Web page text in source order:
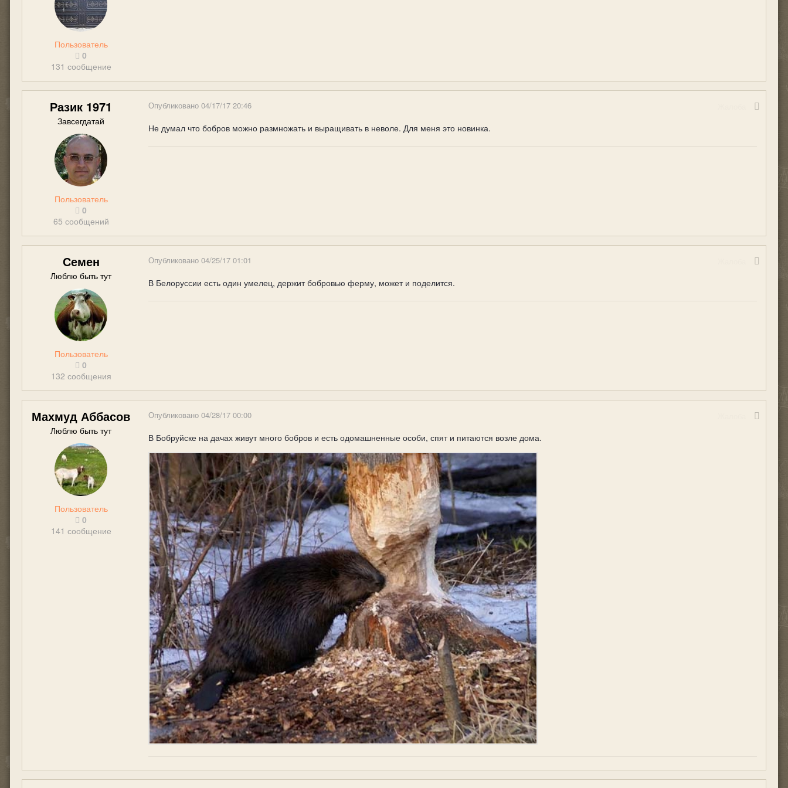
Пользователь
0
131 сообщение
Разик 1971
Завсегдатай
Пользователь
0
65 сообщений
Опубликовано 04/17/17 20:46
Не думал что бобров можно размножать и выращивать в неволе. Для меня это новинка.
Семен
Люблю быть тут
Пользователь
0
132 сообщения
Опубликовано 04/25/17 01:01
В Белоруссии есть один умелец, держит бобровью ферму, может и поделится.
Махмуд Аббасов
Люблю быть тут
Пользователь
0
141 сообщение
Опубликовано 04/28/17 00:00
В Бобруйске на дачах живут много бобров и есть одомашненные особи, спят и питаются возле дома.